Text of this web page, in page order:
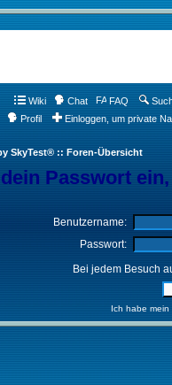
Wiki Chat FAQ
Profil
Einloggen, um private
SkyTest® :: Foren-Übersicht
Passwort
Benutzername:
Passwort:
Bei jedem Besuch
Ich habe mein